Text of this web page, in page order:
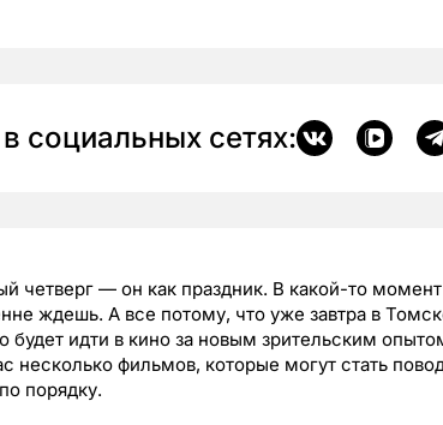
социальных сетях:
четверг — он как праздник. В какой-то
ждешь. А все потому, что уже завтра в
будет идти в кино за новым зрительским
несколько фильмов, которые могут стать
порядку.